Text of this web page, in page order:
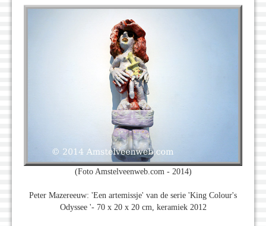
(Foto Amstelveenweb.com - 2014)
Peter Mazereeuw: 'Een artemissje' van de serie 'King Colour's
Odyssee '- 70 x 20 x 20 cm, keramiek 2012